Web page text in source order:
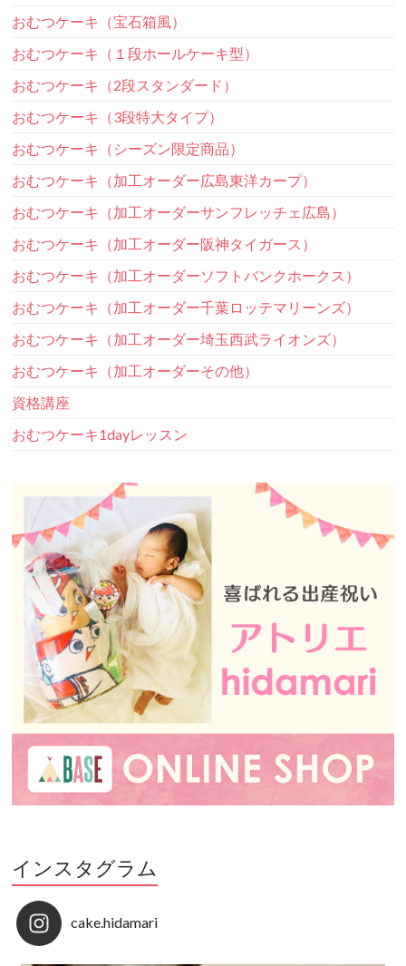
おむつケーキ（宝石箱風）
おむつケーキ（１段ホールケーキ型）
おむつケーキ（2段スタンダード）
おむつケーキ（3段特大タイプ）
おむつケーキ（シーズン限定商品）
おむつケーキ（加工オーダー広島東洋カープ）
おむつケーキ（加工オーダーサンフレッチェ広島）
おむつケーキ（加工オーダー阪神タイガース）
おむつケーキ（加工オーダーソフトバンクホークス）
おむつケーキ（加工オーダー千葉ロッテマリーンズ）
おむつケーキ（加工オーダー埼玉西武ライオンズ）
おむつケーキ（加工オーダーその他）
資格講座
おむつケーキ1dayレッスン
インスタグラム
cake.hidamari